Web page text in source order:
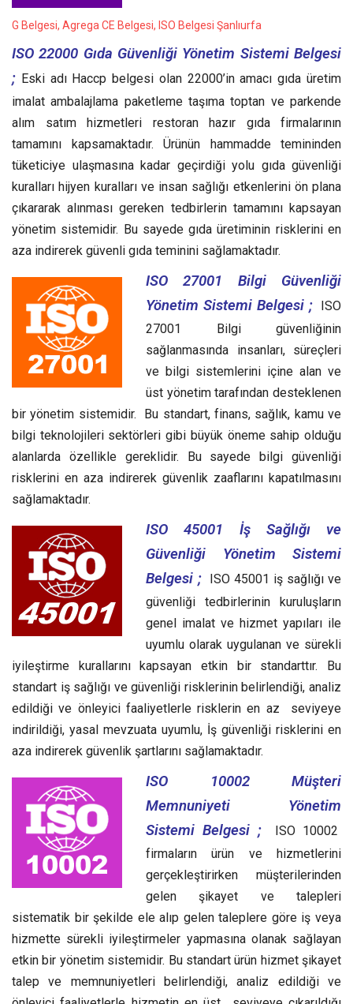
G Belgesi, Agrega CE Belgesi, ISO Belgesi Şanlıurfa
ISO 22000 Gıda Güvenliği Yönetim Sistemi Belgesi
; Eski adı Haccp belgesi olan 22000’in amacı gıda üretim
imalat ambalajlama paketleme taşıma toptan ve parkende
alım satım hizmetleri restoran hazır gıda firmalarının
tamamını kapsamaktadır. Ürünün hammadde temininden
tüketiciye ulaşmasına kadar geçirdiği yolu gıda güvenliği
kuralları hijyen kuralları ve insan sağlığı etkenlerini ön plana
çıkararak alınması gereken tedbirlerin tamamını kapsayan
yönetim sistemidir. Bu sayede gıda üretiminin risklerini en
aza indirerek güvenli gıda teminini sağlamaktadır.
ISO 27001 Bilgi Güvenliği
Yönetim Sistemi Belgesi ;
ISO
27001 Bilgi güvenliğinin
sağlanmasında insanları, süreçleri
ve bilgi sistemlerini içine alan ve
üst yönetim tarafından desteklenen
bir yönetim sistemidir. Bu standart, finans, sağlık, kamu ve
bilgi teknolojileri sektörleri gibi büyük öneme sahip olduğu
alanlarda özellikle gereklidir. Bu sayede bilgi güvenliği
risklerini en aza indirerek güvenlik zaaflarını kapatılmasını
sağlamaktadır.
ISO 45001 İş Sağlığı ve
Güvenliği Yönetim Sistemi
Belgesi ;
ISO 45001 iş sağlığı ve
güvenliği tedbirlerinin kuruluşların
genel imalat ve hizmet yapıları ile
uyumlu olarak uygulanan ve sürekli
iyileştirme kurallarını kapsayan etkin bir standarttır.
Bu
standart iş sağlığı ve güvenliği risklerinin belirlendiği, analiz
edildiği ve önleyici faaliyetlerle risklerin en az seviyeye
indirildiği, yasal mevzuata uyumlu, İş güvenliği risklerini en
aza indirerek güvenlik şartlarını sağlamaktadır.
ISO 10002 Müşteri
Memnuniyeti Yönetim
Sistemi Belgesi ;
ISO 10002
firmaların ürün ve hizmetlerini
gerçekleştirirken müşterilerinden
gelen şikayet ve talepleri
sistematik bir şekilde ele alıp gelen taleplere göre iş veya
hizmette sürekli iyileştirmeler yapmasına olanak sağlayan
etkin bir yönetim sistemidir. Bu standart ürün hizmet şikayet
talep ve memnuniyetleri belirlendiği, analiz edildiği ve